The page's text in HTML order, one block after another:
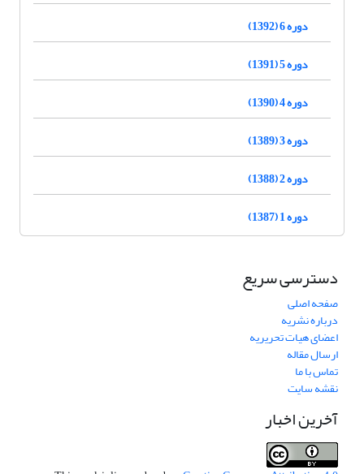
دوره 6 (1392)
دوره 5 (1391)
دوره 4 (1390)
دوره 3 (1389)
دوره 2 (1388)
دوره 1 (1387)
دسترسی سریع
صفحه اصلی
درباره نشریه
اعضای هیات تحریریه
ارسال مقاله
تماس با ما
نقشه سایت
آخرین اخبار